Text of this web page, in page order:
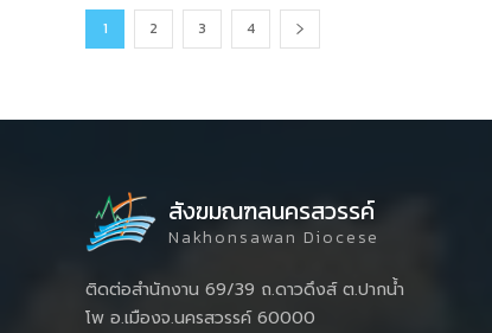
1 2 3 4
สังฆมณฑลนครสวรรค์
Nakhonsawan Diocese
ติดต่อสำนักงาน 69/39 ถ.ดาวดึงส์ ต.ปากน้ำ
โพ อ.เมืองจ.นครสวรรค์ 60000